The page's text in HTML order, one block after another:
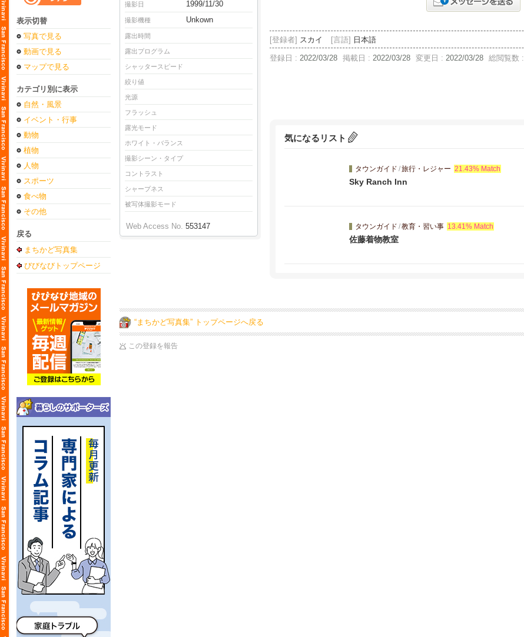
表示切替
写真で見る
動画で見る
マップで見る
カテゴリ別に表示
自然・風景
イベント・行事
動物
植物
人物
スポーツ
食べ物
その他
戻る
まちかど写真集
びびなびトップページ
撮影日 1999/11/30
撮影機種 Unkown
露出時間
露出プログラム
シャッタースピード
絞り値
光源
フラッシュ
露光モード
ホワイト・バランス
撮影シーン・タイプ
コントラスト
シャープネス
被写体撮影モード
Web Access No. 553147
[登録者] スカイ [言語] 日本語
登録日 : 2022/03/28 掲載日 : 2022/03/28 変更日 : 2022/03/28 総閲覧数 :
気になるリスト
タウンガイド /旅行・レジャー 21.43% Match
Sky Ranch Inn
タウンガイド /教育・習い事 13.41% Match
佐藤着物教室
“まちかど写真集” トップページへ戻る
この登録を報告